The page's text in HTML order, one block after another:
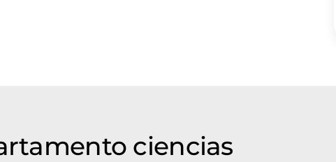
ciencias